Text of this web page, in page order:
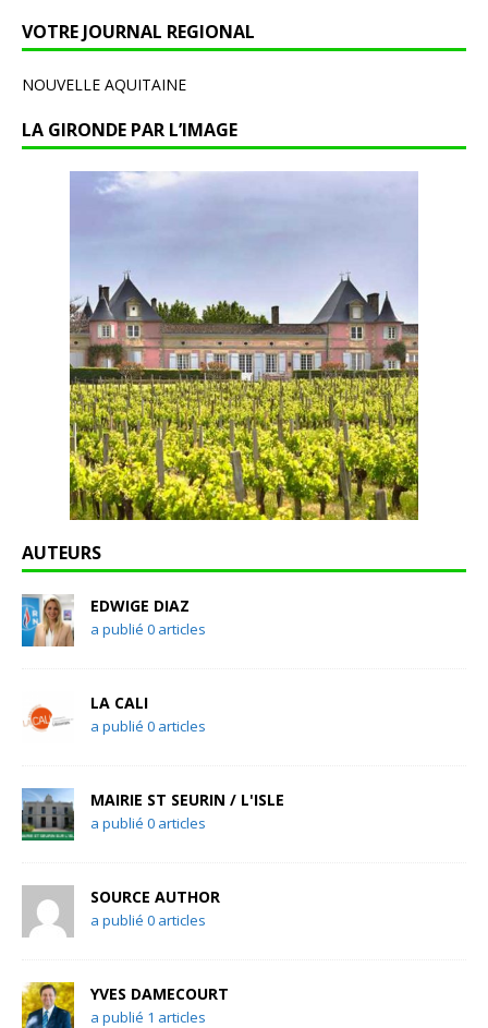
VOTRE JOURNAL REGIONAL
NOUVELLE AQUITAINE
LA GIRONDE PAR L’IMAGE
AUTEURS
EDWIGE DIAZ
a publié 0 articles
LA CALI
a publié 0 articles
MAIRIE ST SEURIN / L'ISLE
a publié 0 articles
SOURCE AUTHOR
a publié 0 articles
YVES DAMECOURT
a publié 1 articles